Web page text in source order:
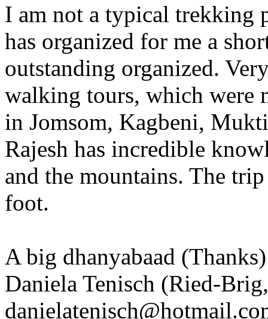
I am not a typical trekking
has organized for me a
outstanding organized.
walking tours, which were
in Jomsom, Kagbeni,
Rajesh has incredible
and the mountains. The
foot.
A big dhanyabaad (Thanks)
Daniela Tenisch (Ried-